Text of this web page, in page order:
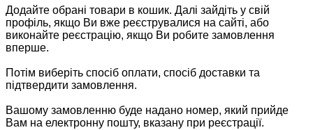
Додайте обрані товари в кошик. Далі зайдіть у свій
профіль, якщо Ви вже реєструвалися на сайті, або
виконайте реєстрацію, якщо Ви робите замовлення
вперше.
Потім виберіть спосіб оплати, спосіб доставки та
підтвердити замовлення.
Вашому замовленню буде надано номер, який прийде
Вам на електронну пошту, вказану при реєстрації.